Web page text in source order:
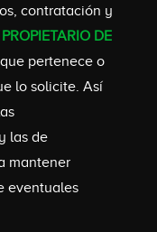
contratación y
PROPIETARIO DE
pertenece o
lo solicite. Así
las de
mantener
eventuales